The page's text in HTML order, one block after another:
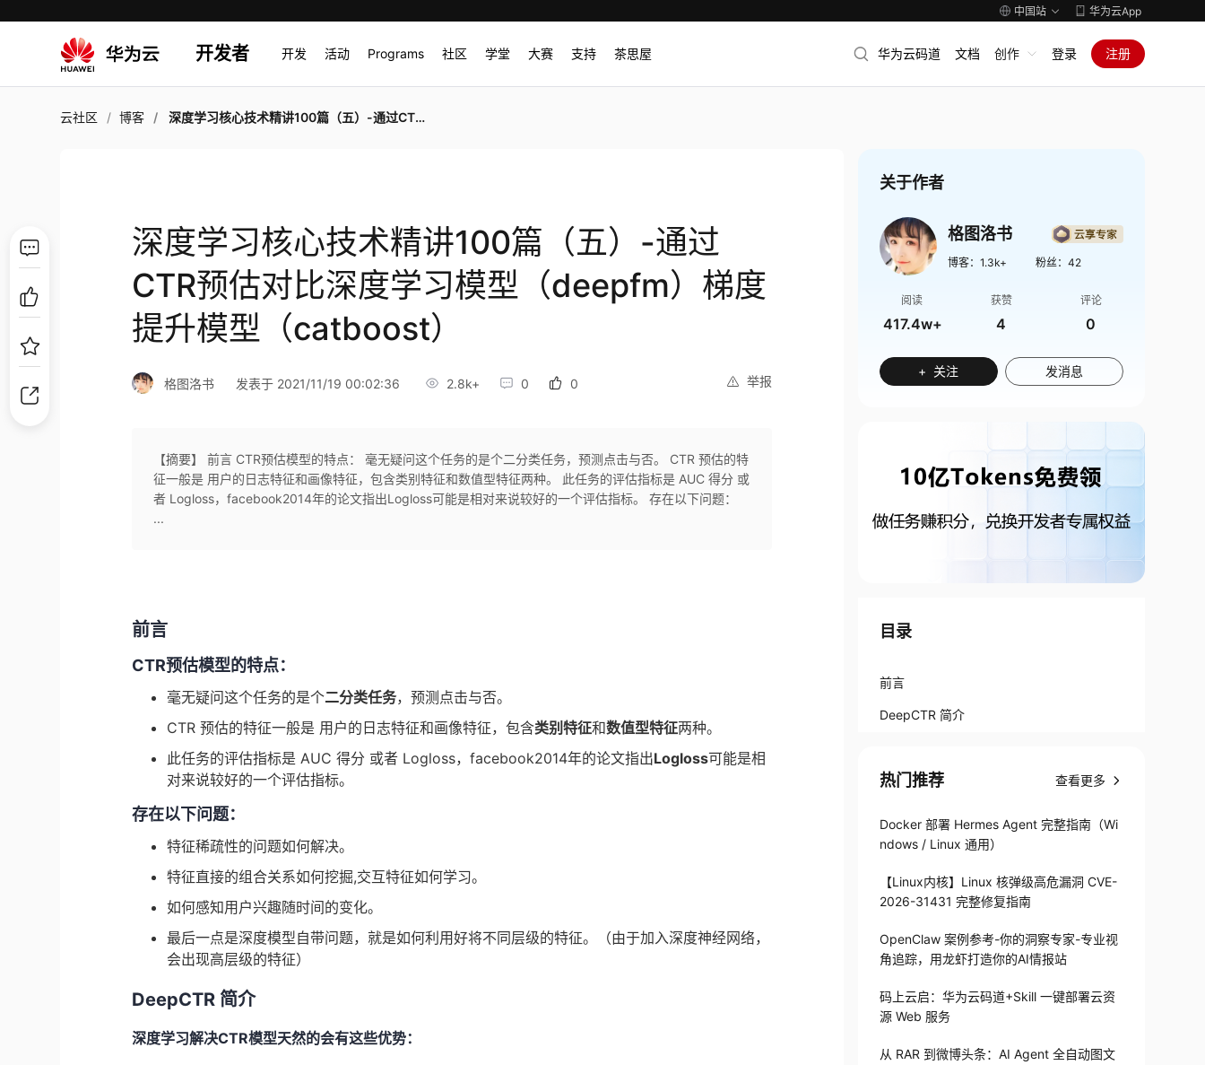
中国站 华为云App
开发者 开发 活动 Programs 社区 学堂 大赛 支持 茶思屋 华为云码道 文档 创作 登录 注册
云社区 博客 深度学习核心技术精讲100篇（五）-通过CTR预估对比深度学习模型（deepfm）梯度提升模型（catboost）
深度学习核心技术精讲100篇（五）-通过
CTR预估对比深度学习模型（deepfm）梯度
提升模型（catboost）
举报
格图洛书 发表于 2021/11/19 00:02:36 2.8k+ 0 0
【摘要】 前言 CTR预估模型的特点： 毫无疑问这个任务的是个二分类任务，预测点击与否。 CTR 预估的特
征一般是 用户的日志特征和画像特征，包含类别特征和数值型特征两种。 此任务的评估指标是 AUC 得分 或
者 Logloss，facebook2014年的论文指出Logloss可能是相对来说较好的一个评估指标。 存在以下问题：
...
前言
CTR预估模型的特点：
毫无疑问这个任务的是个二分类任务，预测点击与否。
CTR 预估的特征一般是 用户的日志特征和画像特征，包含类别特征和数值型特征两种。
此任务的评估指标是 AUC 得分 或者 Logloss，facebook2014年的论文指出Logloss可能是相
对来说较好的一个评估指标。
存在以下问题：
特征稀疏性的问题如何解决。
特征直接的组合关系如何挖掘,交互特征如何学习。
如何感知用户兴趣随时间的变化。
最后一点是深度模型自带问题，就是如何利用好将不同层级的特征。（由于加入深度神经网络，
会出现高层级的特征）
DeepCTR 简介
深度学习解决CTR模型天然的会有这些优势：
关于作者
格图洛书
博客： 1.3k+ 粉丝： 42
阅读
417.4w+
获赞
4
评论
0
+ 关注 发消息
目录
前言
DeepCTR 简介
热门推荐 查看更多
Docker 部署 Hermes Agent 完整指南（Wi
ndows / Linux 通用）
【Linux内核】Linux 核弹级高危漏洞 CVE-
2026-31431 完整修复指南
OpenClaw 案例参考-你的洞察专家-专业视
角追踪，用龙虾打造你的AI情报站
码上云启：华为云码道+Skill 一键部署云资
源 Web 服务
从 RAR 到微博头条：AI Agent 全自动图文